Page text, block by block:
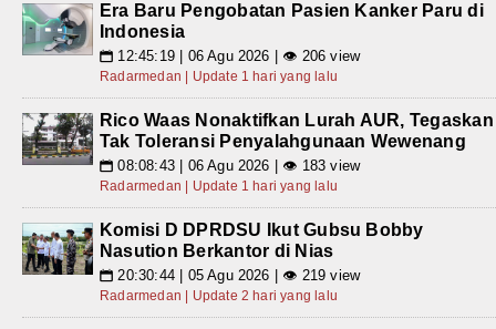
Era Baru Pengobatan Pasien Kanker Paru di
Indonesia
📅 12:45:19 | 06 Agu 2026 | 👁 206 view
Radarmedan | Update 1 hari yang lalu
Rico Waas Nonaktifkan Lurah AUR, Tegaskan
Tak Toleransi Penyalahgunaan Wewenang
📅 08:08:43 | 06 Agu 2026 | 👁 183 view
Radarmedan | Update 1 hari yang lalu
Komisi D DPRDSU Ikut Gubsu Bobby
Nasution Berkantor di Nias
📅 20:30:44 | 05 Agu 2026 | 👁 219 view
Radarmedan | Update 2 hari yang lalu